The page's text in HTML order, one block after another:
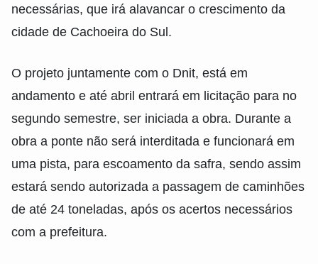
necessárias, que irá alavancar o crescimento da
cidade de Cachoeira do Sul.
O projeto juntamente com o Dnit, está em
andamento e até abril entrará em licitação para no
segundo semestre, ser iniciada a obra. Durante a
obra a ponte não será interditada e funcionará em
uma pista, para escoamento da safra, sendo assim
estará sendo autorizada a passagem de caminhões
de até 24 toneladas, após os acertos necessários
com a prefeitura.